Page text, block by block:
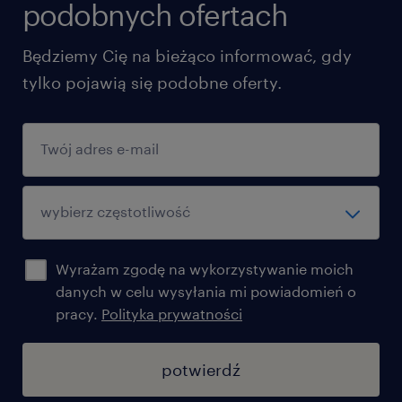
years of age
what we offer
Private medical care, benefit cafeteria,
private life insurance, lunch card
Sponsored language courses, co-financed
trainings
Contract of employment
Flexible working hours and a hybrid
working model 50/50 in the modern
office (city center)
podobnych ofertach
Będziemy Cię na bieżąco informować, gdy
tylko pojawią się podobne oferty.
Wyrażam zgodę na wykorzystywanie moich
danych w celu wysyłania mi powiadomień o
pracy. Polityka prywatności
potwierdź